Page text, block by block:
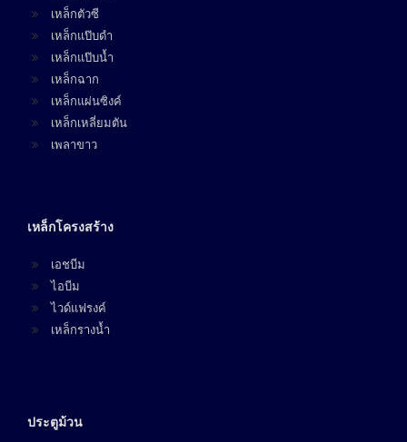
เหล็กตัวซี
เหล็กแป๊บดำ
เหล็กแป๊บน้ำ
เหล็กฉาก
เหล็กแผ่นซิงค์
เหล็กเหลี่ยมตัน
เพลาขาว
เหล็กโครงสร้าง
เอชบีม
ไอบีม
ไวด์แฟรงค์
เหล็กรางน้ำ
ประตูม้วน